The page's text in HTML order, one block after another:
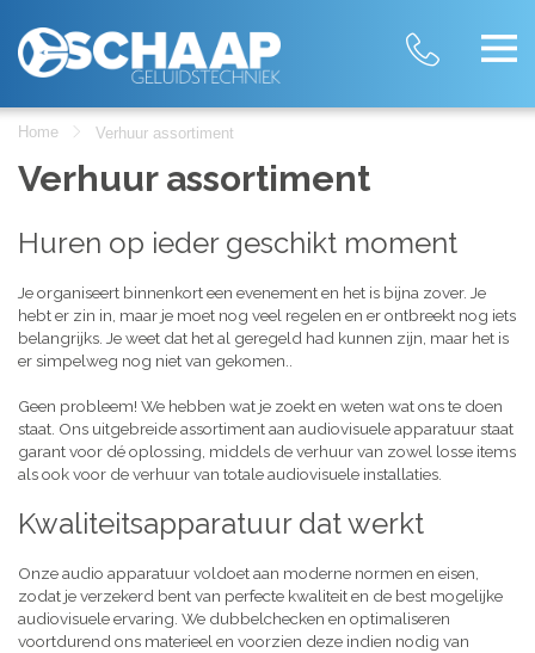
Home Verhuur assortiment
Verhuur assortiment
Huren op ieder geschikt moment
Je organiseert binnenkort een evenement en het is bijna zover. Je
hebt er zin in, maar je moet nog veel regelen en er ontbreekt nog iets
belangrijks. Je weet dat het al geregeld had kunnen zijn, maar het is
er simpelweg nog niet van gekomen..
Geen probleem! We hebben wat je zoekt en weten wat ons te doen
staat. Ons uitgebreide assortiment aan audiovisuele apparatuur staat
garant voor dé oplossing, middels de verhuur van zowel losse items
als ook voor de verhuur van totale audiovisuele installaties.
Kwaliteitsapparatuur dat werkt
Onze audio apparatuur voldoet aan moderne normen en eisen,
zodat je verzekerd bent van perfecte kwaliteit en de best mogelijke
audiovisuele ervaring. We dubbelchecken en optimaliseren
voortdurend ons materieel en voorzien deze indien nodig van